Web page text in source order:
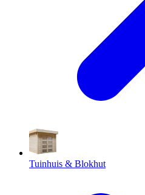
Tuinhuis & Blokhut